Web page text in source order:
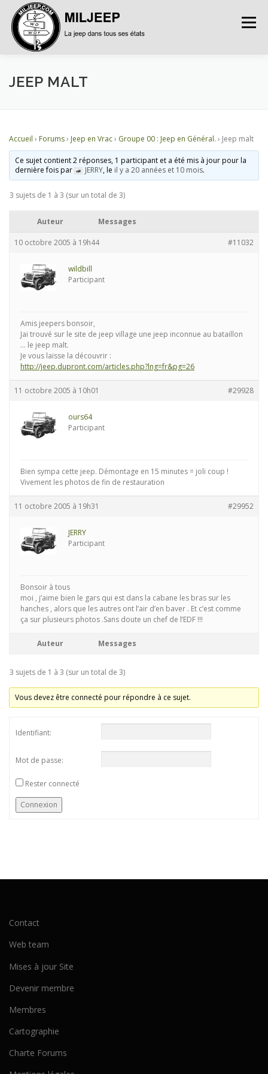
Menu
ACCUEIL ARTICLES
DOCUMENTATIONS FORUMS S’INSCRIRE
JEEP MALT
Accueil › Forums› Jeep en Vrac› Groupe 00 : Jeep en Général. › Jeep malt
Ce sujet contient 2 réponses, 1 participant et a été mis à jour pour la
dernière fois par
JERRY, le il y a 20 années et 10 mois.
3 sujets de 1 à 3 (sur un total de 3)
Auteur Messages
10 octobre 2005 à 19h44 #11032
wildbill
Participant
Amis jeepers bonsoir,
Jai trouvé sur le site de jeep village une jeep inconnue au bataillon
… le jeep malt.
Je vous laisse la découvrir :
http://jeep.dupront.com/articles.php?lng=fr&pg=26
11 octobre 2005 à 10h01 #29928
ours64
Participant
Bien sympa cette jeep. Démontage en 15 minutes = joli coup !
Vivement les photos de fin de restauration
11 octobre 2005 à 19h31 #29952
JERRY
Participant
Bonsoir à tous
moi , j’aime bien le gars qui est dans la cabane les bras sur les
hanches , alors que les autres ont l’air d’en baver . Et c’est comme
ça sur plusieurs photos .Sans doute un chef de l’EDF !!!
Auteur Messages
3 sujets de 1 à 3 (sur un total de 3)
Vous devez être connecté pour répondre à ce sujet.
Identifiant:
Mot de passe:
Rester connecté
Connexion
Contact
Web team
Mises à jour Site
Devenir membre
Membres
Cartographie
Charte Forums